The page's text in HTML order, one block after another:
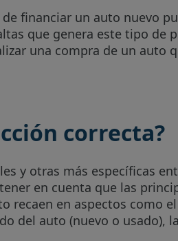
financiar un auto nuevo
que genera este tipo de
una compra de un auto
correcta?
y otras más específicas
en cuenta que las
recaen en aspectos como
del auto (nuevo o usado),